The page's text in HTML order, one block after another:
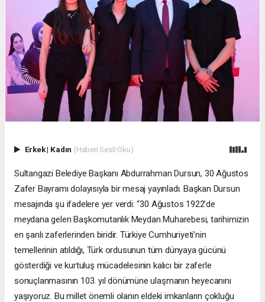
Erkek| Kadın (Haberi Sesli Oku)
Sultangazi Belediye Başkanı Abdurrahman Dursun, 30 Ağustos
Zafer Bayramı dolayısıyla bir mesaj yayınladı. Başkan Dursun
mesajında şu ifadelere yer verdi: “30 Ağustos 1922’de
meydana gelen Başkomutanlık Meydan Muharebesi, tarihimizin
en şanlı zaferlerinden biridir. Türkiye Cumhuriyeti’nin
temellerinin atıldığı, Türk ordusunun tüm dünyaya gücünü
gösterdiği ve kurtuluş mücadelesinin kalıcı bir zaferle
sonuçlanmasının 103. yıl dönümüne ulaşmanın heyecanını
yaşıyoruz. Bu millet önemli olanın eldeki imkanların çokluğu